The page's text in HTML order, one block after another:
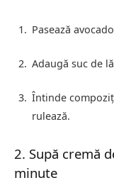
Pasează
Adaugă suc de
Întinde
rulează.
2. Supă cremă
minute